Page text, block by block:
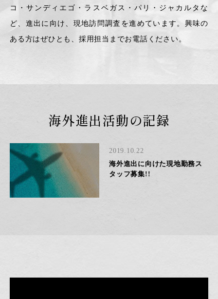
コ・サンディエゴ・ラスベガス・パリ・ジャカルタな
ど、進出に向け、現地訪問調査を進めています。興味の
ある方はぜひとも、採用担当までお電話ください。
海外進出活動の記録
2019.10.22
海外進出に向けた現地勤務ス
タッフ募集!!